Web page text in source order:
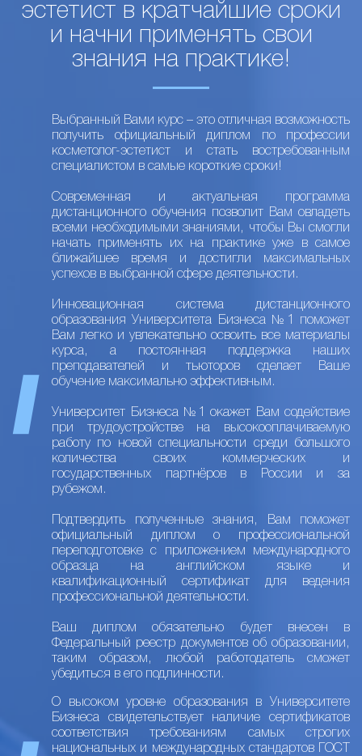
эстетист в кратчайшие сроки
и начни применять свои
знания на практике!
Выбранный Вами курс – это отличная возможность
получить официальный диплом по профессии
косметолог-эстетист и стать востребованным
специалистом в самые короткие сроки!
Современная и актуальная программа
дистанционного обучения позволит Вам овладеть
всеми необходимыми знаниями, чтобы Вы смогли
начать применять их на практике уже в самое
ближайшее время и достигли максимальных
успехов в выбранной сфере деятельности.
Инновационная система дистанционного
образования Университета Бизнеса №1 поможет
Вам легко и увлекательно освоить все материалы
курса, а постоянная поддержка наших
преподавателей и тьюторов сделает Ваше
обучение максимально эффективным.
Университет Бизнеса №1 окажет Вам содействие
при трудоустройстве на высокооплачиваемую
работу по новой специальности среди большого
количества своих коммерческих и
государственных партнёров в России и за
рубежом.
Подтвердить полученные знания, Вам поможет
официальный диплом о профессиональной
переподготовке с приложением международного
образца на английском языке и
квалификационный сертификат для ведения
профессиональной деятельности.
Ваш диплом обязательно будет внесен в
Федеральный реестр документов об образовании,
таким образом, любой работодатель сможет
убедиться в его подлинности.
О высоком уровне образования в Университете
Бизнеса свидетельствует наличие сертификатов
соответствия требованиям самых строгих
национальных и международных стандартов ГОСТ